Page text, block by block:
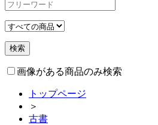
画像がある商品のみ検索
トップページ
＞
古書